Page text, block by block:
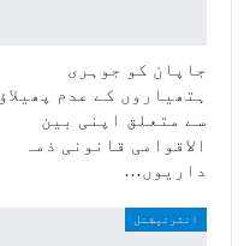
جاپان کو جوہری
ہتھیاروں کے عدم پھیلاؤ
سے متعلق اپنی بین
الاقوامی قانونی ذمہ
داریوں…
انٹرنیشنل